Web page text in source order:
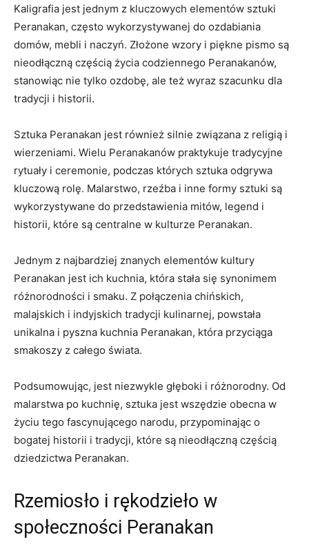
Kaligrafia⁢ jest jednym ⁤z kluczowych elementów sztuki
Peranakan, często wykorzystywanej do⁤ ozdabiania⁤
domów, mebli​ i naczyń. Złożone ⁢wzory i piękne pismo są
nieodłączną częścią życia codziennego Peranakanów,
stanowiąc nie tylko ozdobę, ale też wyraz szacunku dla
tradycji i ⁣historii.
Sztuka ⁤Peranakan jest również ​silnie związana z religią i
wierzeniami. Wielu Peranakanów praktykuje tradycyjne
rytuały i ceremonie, podczas ​których sztuka odgrywa
kluczową rolę. Malarstwo, rzeźba i inne formy​ sztuki ‌są ​
wykorzystywane do⁢ przedstawienia​ mitów, legend i
historii, które są centralne‍ w kulturze⁢ Peranakan.
Jednym z najbardziej znanych ‍elementów kultury
Peranakan jest ich kuchnia, która stała⁢ się synonimem
różnorodności⁣ i smaku. Z połączenia⁣ chińskich,
⁣malajskich i indyjskich tradycji kulinarnej, powstała ​
unikalna i pyszna kuchnia ​Peranakan, która ⁣przyciąga
smakoszy z całego świata.
Podsumowując, jest niezwykle głęboki i różnorodny. ⁣Od
malarstwa po kuchnię, sztuka ‌jest wszędzie obecna w⁤
życiu tego fascynującego narodu, przypominając o
bogatej historii i tradycji,​ które są nieodłączną częścią
dziedzictwa Peranakan.
Rzemiosło i rękodzieło w
społeczności Peranakan